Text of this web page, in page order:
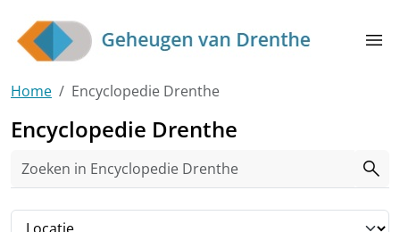
Skip to main content
menu
Home Encyclopedie Drenthe
Encyclopedie Drenthe
search
Filter op tag